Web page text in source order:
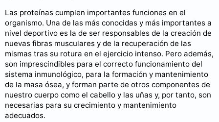
Las proteínas cumplen importantes funciones en el
organismo. Una de las más conocidas y más importantes a
nivel deportivo es la de ser responsables de la creación de
nuevas fibras musculares y de la recuperación de las
mismas tras su rotura en el ejercicio intenso. Pero además,
son imprescindibles para el correcto funcionamiento del
sistema inmunológico, para la formación y mantenimiento
de la masa ósea, y forman parte de otros componentes de
nuestro cuerpo como el cabello y las uñas y, por tanto, son
necesarias para su crecimiento y mantenimiento
adecuados.